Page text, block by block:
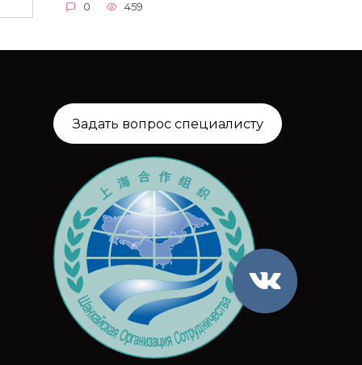
0 459
Задать вопрос специалисту